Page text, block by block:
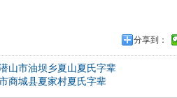
分享到：
山市油坝乡夏山夏氏字辈
商城县夏家村夏氏字辈